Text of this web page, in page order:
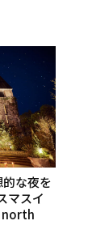
な夜を
マスイ
north